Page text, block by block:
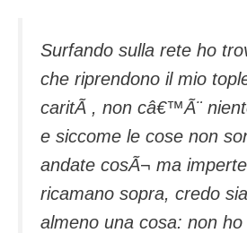
Surfando sulla rete ho
che riprendono il mio
caritÃ , non câ€™Ã¨
e siccome le cose non
andate cosÃ¬ ma
ricamano sopra, credo
almeno una cosa: non